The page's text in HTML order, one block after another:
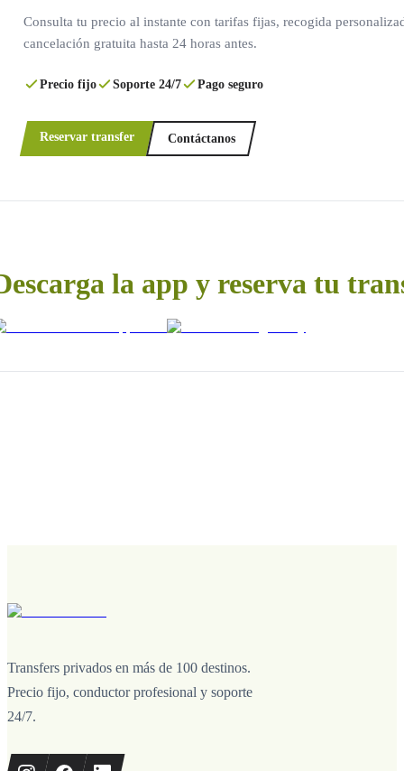
Consulta tu precio al instante con tarifas fijas, recogida
cancelación gratuita hasta 24 horas antes.
Precio fijo Soporte 24/7 Pago seguro
Reservar transfer Contáctanos
la app y reserva tu
Transfers privados en más de 100 destinos.
Precio fijo, conductor profesional y soporte
24/7.